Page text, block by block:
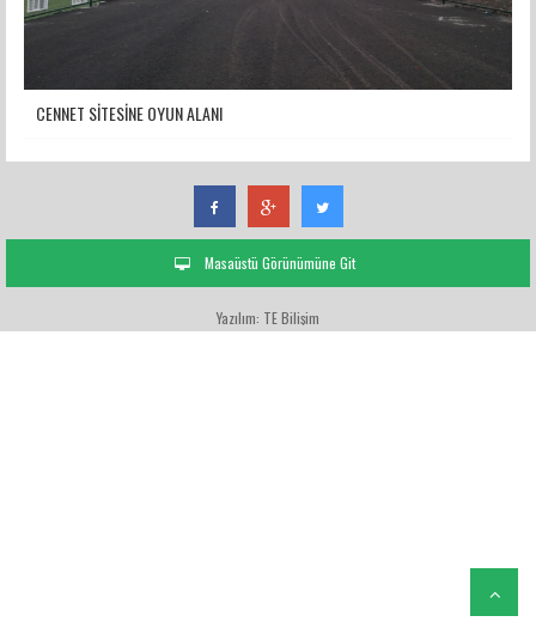
CENNET SİTESİNE OYUN ALANI
Masaüstü Görünümüne Git
Yazılım: TE Bilişim